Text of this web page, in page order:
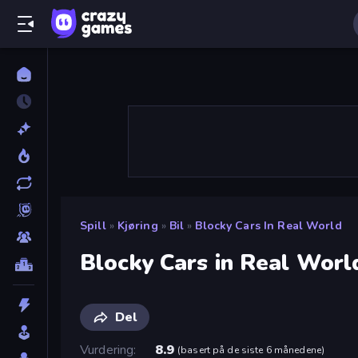
Spill » Kjøring » Bil » Blocky Cars In Real World
Blocky Cars in Real
Del
Vurdering
8.9 (basert på de siste 6 månedene)